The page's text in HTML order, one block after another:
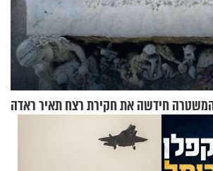
חידשה את חקירת רצח תאיר ראדה